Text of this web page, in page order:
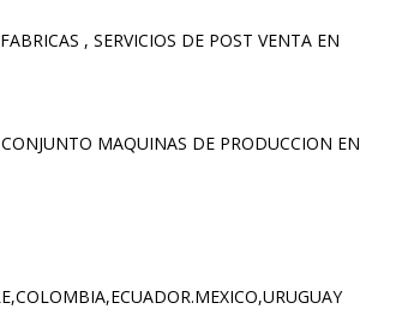
, SERVICIOS DE POST VENTA EN
MAQUINAS DE PRODUCCION EN